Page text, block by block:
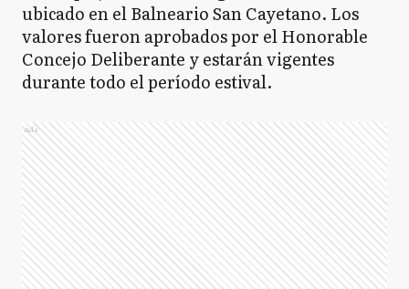
ubicado en el Balneario San Cayetano. Los
valores fueron aprobados por el Honorable
Concejo Deliberante y estarán vigentes
durante todo el período estival.
Ads